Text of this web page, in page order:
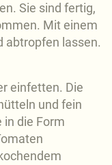
Sie sind fertig,
Mit einem
abtropfen lassen.
einfetten. Die
und fein
in die Form